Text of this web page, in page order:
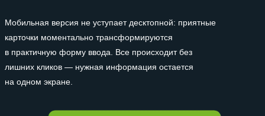
Мобильная версия не уступает десктопной: приятные
карточки моментально трансформируются
в практичную форму ввода. Все происходит без
лишних кликов — нужная информация остается
на одном экране.